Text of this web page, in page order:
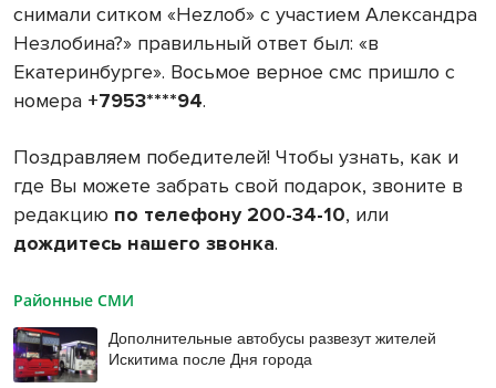
снимали ситком «Неzлоб» с участием Александра
Незлобина?» правильный ответ был: «в
Екатеринбурге». Восьмое верное смс пришло с
номера +7953****94.
Поздравляем победителей! Чтобы узнать, как и
где Вы можете забрать свой подарок, звоните в
редакцию по телефону 200-34-10, или
дождитесь нашего звонка.
Районные СМИ
Дополнительные автобусы развезут жителей
Искитима после Дня города